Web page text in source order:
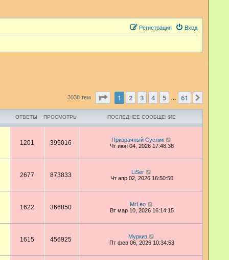
Вход
Регистрация
3038 тем Страница1 из 61
1 2 3 4 5 61
ОТВЕТЫ ПРОСМОТРЫ ПОСЛЕДНЕЕ СООБЩЕНИЕ
1201 395016
Призрачный Суслик
Чт июн 04, 2026 17:48:38
2677 873833
LiSer
Чт апр 02, 2026 16:50:50
1622 366850
MrLeo
Вт мар 10, 2026 16:14:15
1615 456925
Муркиз
Пт фев 06, 2026 10:34:53